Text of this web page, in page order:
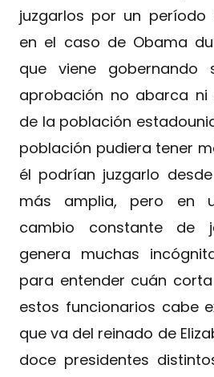
juzgarlos por un
en el caso de Obama
que viene gobernando
aprobación no abarca ni
de la población
población pudiera tener
él podrían juzgarlo
más amplia, pero en
cambio constante de
genera muchas
para entender cuán
estos funcionarios cabe
que va del reinado de
doce presidentes